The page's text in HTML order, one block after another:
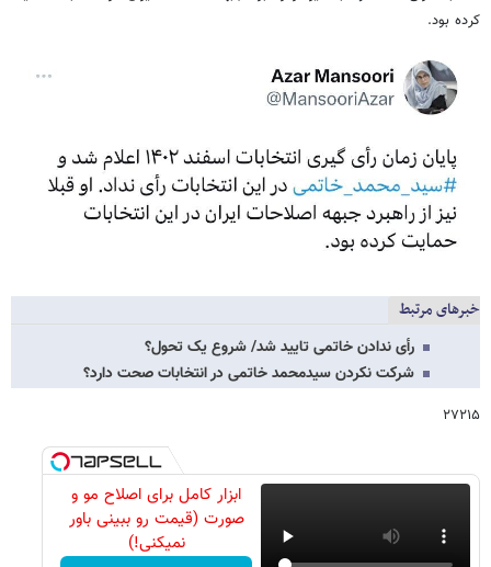
کرده بود.
خبرهای مرتبط
رأی ندادن خاتمی تایید شد/ شروع یک تحول؟
شرکت نکردن سیدمحمد خاتمی در انتخابات صحت دارد؟
۲۷۲۱۵
ابزار کامل برای اصلاح مو و
صورت (قیمت رو ببینی باور
نمیکنی!)